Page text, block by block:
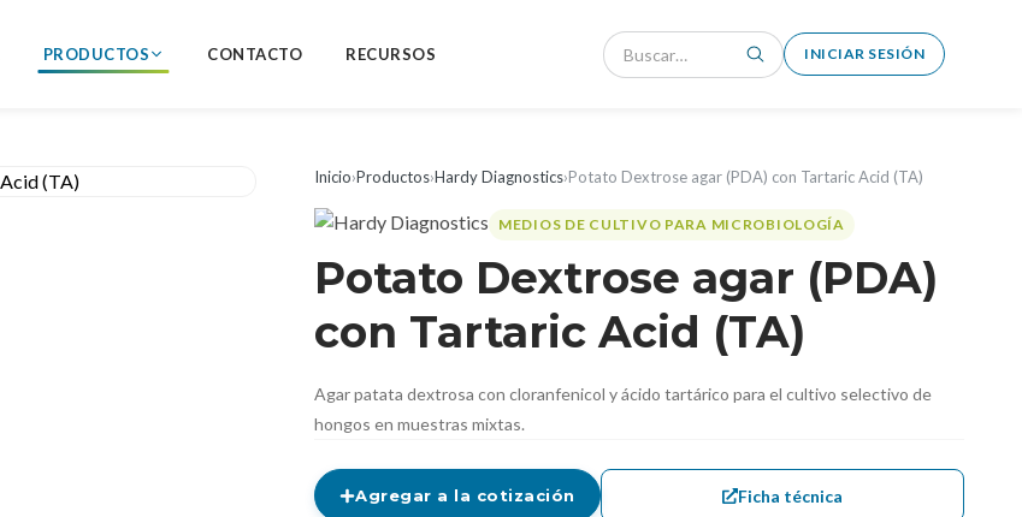
PRODUCTOS CONTACTO RECURSOS INICIAR SESIÓN
Inicio›Productos›Hardy Diagnostics›Potato Dextrose agar (PDA) con Tartaric Acid (TA)
MEDIOS DE CULTIVO PARA MICROBIOLOGÍA
Potato Dextrose agar (PDA)
con Tartaric Acid (TA)
Agar patata dextrosa con cloranfenicol y ácido tartárico para el cultivo selectivo de
hongos en muestras mixtas.
Agregar a la cotización Ficha técnica